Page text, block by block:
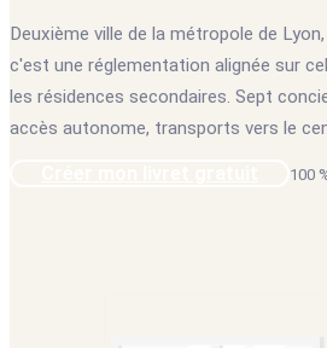
Deuxième ville de la métropole de
c'est une réglementation alignée sur
les résidences secondaires. Sept
accès autonome, transports vers le
100